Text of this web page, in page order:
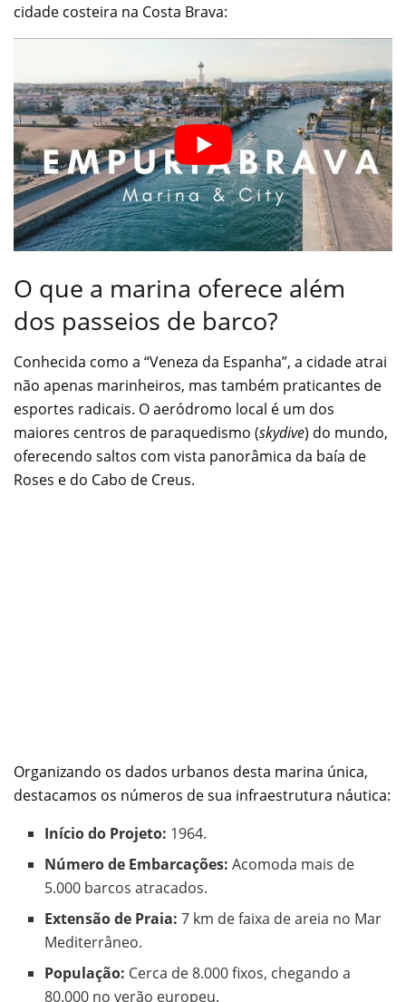
cidade costeira na Costa Brava:
O que a marina oferece além
dos passeios de barco?
Conhecida como a “Veneza da Espanha”, a cidade atrai
não apenas marinheiros, mas também praticantes de
esportes radicais. O aeródromo local é um dos
maiores centros de paraquedismo (skydive) do mundo,
oferecendo saltos com vista panorâmica da baía de
Roses e do Cabo de Creus.
Organizando os dados urbanos desta marina única,
destacamos os números de sua infraestrutura náutica:
Início do Projeto: 1964.
Número de Embarcações: Acomoda mais de
5.000 barcos atracados.
Extensão de Praia: 7 km de faixa de areia no Mar
Mediterrâneo.
População: Cerca de 8.000 fixos, chegando a
80.000 no verão europeu.